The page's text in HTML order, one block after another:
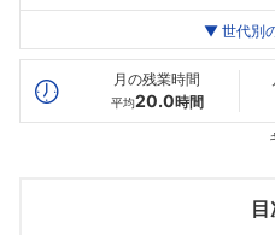
最高年収
20代
492万
▼ 世代別
月の残業時間
平均20.0時間
目